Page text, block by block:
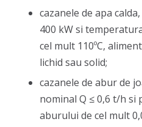
cazanele de apa
400 kW si
cel mult 110ºC,
lichid sau solid;
cazanele de abur de
nominal Q ≤ 0,6 t/h si
aburului de cel mult